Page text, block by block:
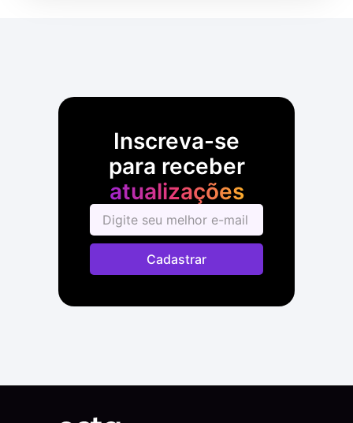
Inscreva-se
para receber
atualizações
Cadastrar